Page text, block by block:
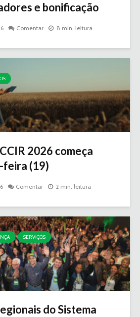
e bonificação
Comentar 8 min. leitura
2026 começa
(19)
Comentar 2 min. leitura
SERVIÇOS
do Sistema